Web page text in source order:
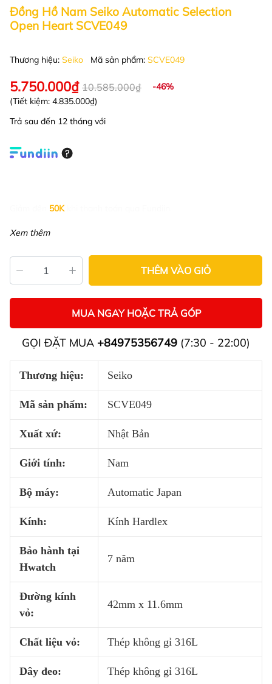
Đồng Hồ Nam Seiko Automatic Selection
Open Heart SCVE049
Thương hiệu: Seiko Mã sản phẩm: SCVE049
5.750.000₫ 10.585.000₫
-46%
(Tiết kiệm: 4.835.000₫)
Trả sau đến 12 tháng với
50K
Xem thêm
THÊM VÀO GIỎ
MUA NGAY HOẶC TRẢ GÓP
GỌI ĐẶT MUA +84975356749 (7:30 - 22:00)
Thương hiệu: Seiko
Mã sản phẩm: SCVE049
Xuất xứ: Nhật Bản
Giới tính: Nam
Bộ máy: Automatic Japan
Kính: Kính Hardlex
Bảo hành tại
Hwatch
7 năm
Đường kính
vỏ:
42mm x 11.6mm
Chất liệu vỏ: Thép không gỉ 316L
Dây đeo: Thép không gỉ 316L